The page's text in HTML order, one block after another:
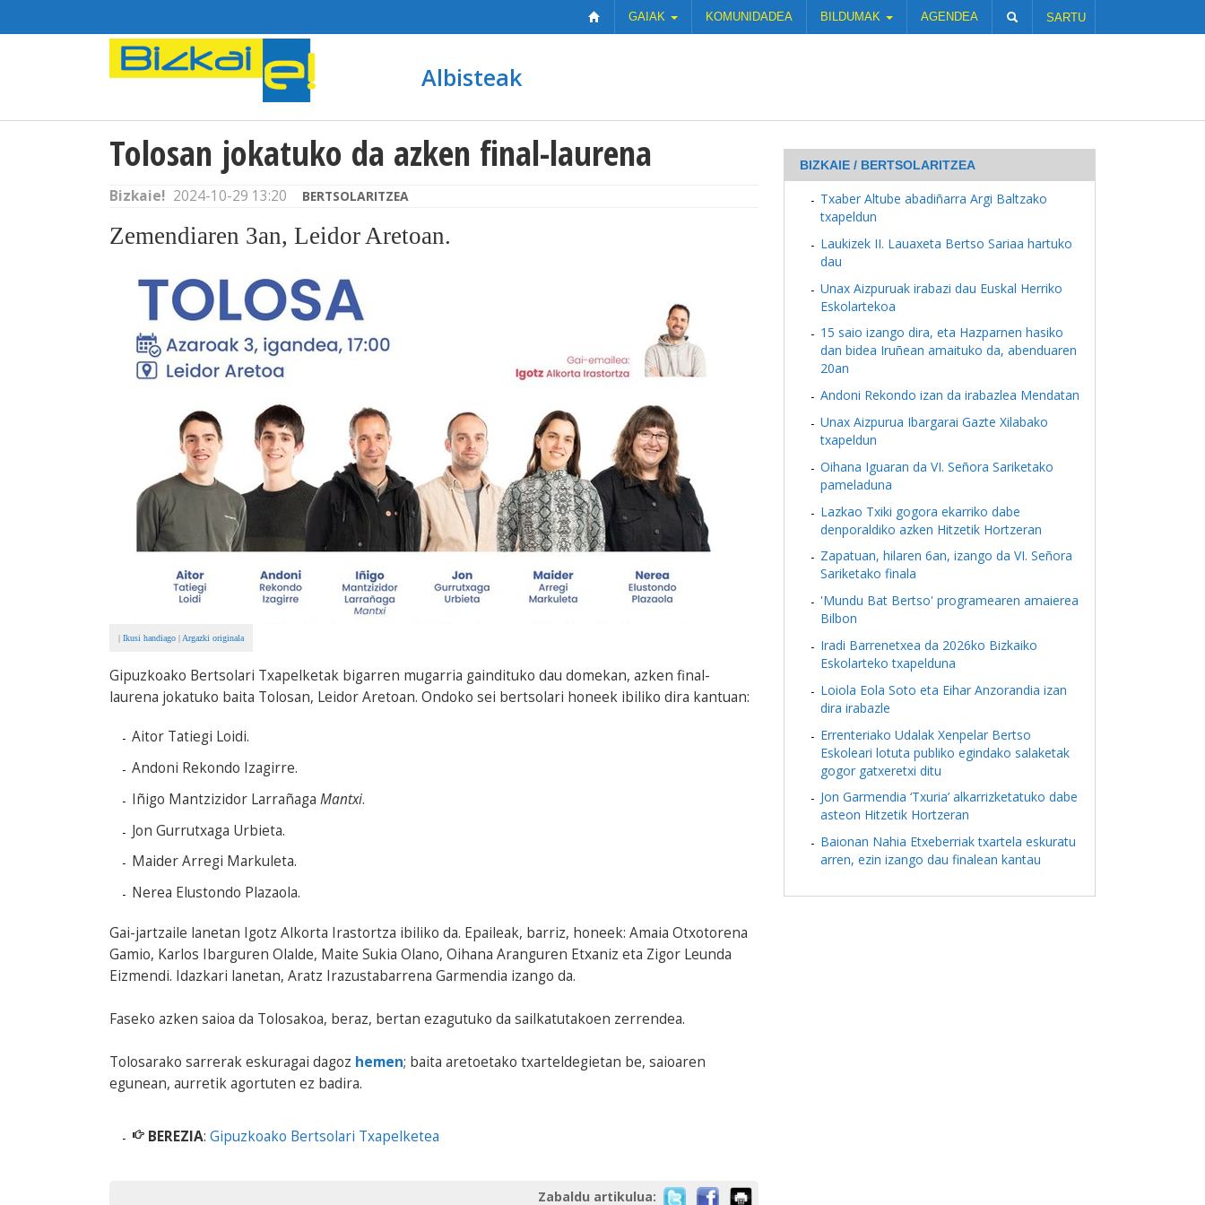
GAIAK KOMUNIDADEA BILDUMAK AGENDEA SARTU
Albisteak
Tolosan jokatuko da azken final-laurena
Bizkaie! 2024-10-29 13:20 BERTSOLARITZEA
Zemendiaren 3an, Leidor Aretoan.
| Ikusi handiago | Argazki originala
Gipuzkoako Bertsolari Txapelketak bigarren mugarria gaindituko dau domekan, azken final-
laurena jokatuko baita Tolosan, Leidor Aretoan. Ondoko sei bertsolari honeek ibiliko dira kantuan:
Aitor Tatiegi Loidi.
Andoni Rekondo Izagirre.
Iñigo Mantzizidor Larrañaga Mantxi.
Jon Gurrutxaga Urbieta.
Maider Arregi Markuleta.
Nerea Elustondo Plazaola.
Gai-jartzaile lanetan Igotz Alkorta Irastortza ibiliko da. Epaileak, barriz, honeek: Amaia Otxotorena
Gamio, Karlos Ibarguren Olalde, Maite Sukia Olano, Oihana Aranguren Etxaniz eta Zigor Leunda
Eizmendi. Idazkari lanetan, Aratz Irazustabarrena Garmendia izango da.
Faseko azken saioa da Tolosakoa, beraz, bertan ezagutuko da sailkatutakoen zerrendea.
Tolosarako sarrerak eskuragai dagoz hemen; baita aretoetako txarteldegietan be, saioaren
egunean, aurretik agortuten ez badira.
BEREZIA: Gipuzkoako Bertsolari Txapelketea
Zabaldu artikulua:
BIZKAIE / BERTSOLARITZEA
Txaber Altube abadiñarra Argi Baltzako
txapeldun
Laukizek II. Lauaxeta Bertso Sariaa hartuko
dau
Unax Aizpuruak irabazi dau Euskal Herriko
Eskolartekoa
15 saio izango dira, eta Hazparnen hasiko
dan bidea Iruñean amaituko da, abenduaren
20an
Andoni Rekondo izan da irabazlea Mendatan
Unax Aizpurua Ibargarai Gazte Xilabako
txapeldun
Oihana Iguaran da VI. Señora Sariketako
pameladuna
Lazkao Txiki gogora ekarriko dabe
denporaldiko azken Hitzetik Hortzeran
Zapatuan, hilaren 6an, izango da VI. Señora
Sariketako finala
'Mundu Bat Bertso' programearen amaierea
Bilbon
Iradi Barrenetxea da 2026ko Bizkaiko
Eskolarteko txapelduna
Loiola Eola Soto eta Eihar Anzorandia izan
dira irabazle
Errenteriako Udalak Xenpelar Bertso
Eskoleari lotuta publiko egindako salaketak
gogor gatxeretxi ditu
Jon Garmendia ‘Txuria’ alkarrizketatuko dabe
asteon Hitzetik Hortzeran
Baionan Nahia Etxeberriak txartela eskuratu
arren, ezin izango dau finalean kantau